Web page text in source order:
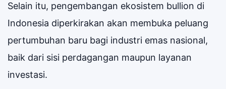
Selain itu, pengembangan ekosistem bullion di
Indonesia diperkirakan akan membuka peluang
pertumbuhan baru bagi industri emas nasional,
baik dari sisi perdagangan maupun layanan
investasi.